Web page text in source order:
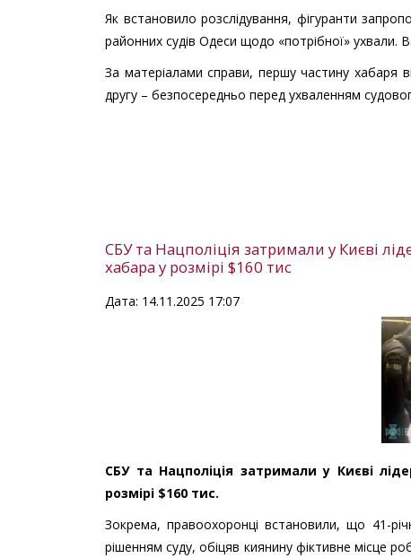
Як встановило розслідування, фігуранти
районних судів Одеси щодо «потрібної» ухвали.
За матеріалами справи, першу частину хабаря
другу – безпосередньо перед ухваленням
СБУ та Нацполіція затримали у Києві
хабара у розмірі $160 тис
Дата: 14.11.2025 17:07
СБУ та Нацполіція затримали у Києві
розмірі $160 тис.
Зокрема, правоохоронці встановили, що 41-
рішенням суду, обіцяв киянину фіктивне місце